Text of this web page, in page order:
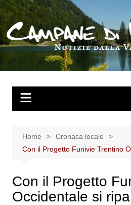
Salta
al
contenuto
Home
Cronaca locale
Con il Progetto Funivie Trentino
Con il Progetto
Occidentale si